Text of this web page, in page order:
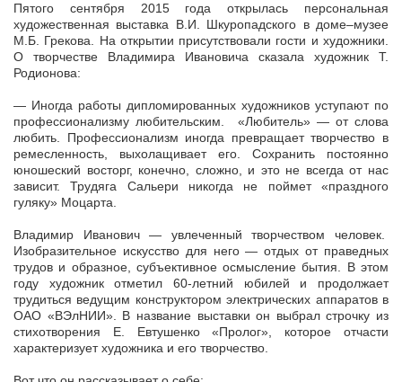
Пятого сентября 2015 года открылась персональная
художественная выставка В.И. Шкуропадского в доме–музее
М.Б. Грекова. На открытии присутствовали гости и художники.
О творчестве Владимира Ивановича сказала художник Т.
Родионова:
— Иногда работы дипломированных художников уступают по
профессионализму любительским. «Любитель» — от слова
любить. Профессионализм иногда превращает творчество в
ремесленность, выхолащивает его. Сохранить постоянно
юношеский восторг, конечно, сложно, и это не всегда от нас
зависит. Трудяга Сальери никогда не поймет «праздного
гуляку» Моцарта.
Владимир Иванович — увлеченный творчеством человек.
Изобразительное искусство для него — отдых от праведных
трудов и образное, субъективное осмысление бытия. В этом
году художник отметил 60-летний юбилей и продолжает
трудиться ведущим конструктором электрических аппаратов в
ОАО «ВЭлНИИ». В название выставки он выбрал строчку из
стихотворения Е. Евтушенко «Пролог», которое отчасти
характеризует художника и его творчество.